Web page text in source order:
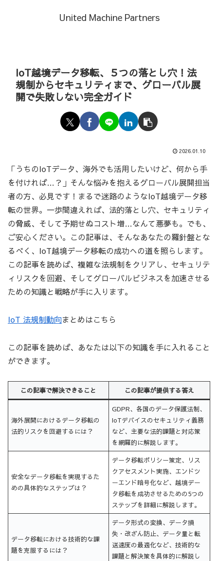
United Machine Partners
IoT越境データ移転、５つの落とし穴！法
規制からセキュリティまで、グローバル展
開で失敗しない完全ガイド
2026.01.10
「うちのIoTデータ、海外でも活用したいけど、何から手
を付ければ…？」そんな悩みを抱えるグローバル展開担当
者の方、必見です！まるで迷路のようなIoT越境データ移
転の世界。一歩間違えれば、法的落とし穴、セキュリティ
の脅威、そして予期せぬコスト増…なんて悪夢も。でも、
ご安心ください。この記事は、そんなあなたの羅針盤とな
るべく、IoT越境データ移転の成功への道を照らします。
この記事を読めば、複雑な法規制をクリアし、セキュリテ
ィリスクを回避、そしてグローバルビジネスを加速させる
ための知識と戦略が手に入ります。
IoT 法規制動向まとめはこちら
この記事を読めば、あなたは以下の知識を手に入れること
ができます。
この記事で解決できること この記事が提供する答え
海外展開におけるデータ移転の
法的リスクを回避するには？
GDPR、各国のデータ保護法制、
IoTデバイスのセキュリティ義務
など、主要な法的課題と対応策
を網羅的に解説します。
安全なデータ移転を実現するた
めの具体的なステップは？
データ移転ポリシー策定、リス
クアセスメント実施、エンドツ
ーエンド暗号化など、越境デー
タ移転を成功させるための5つの
ステップを詳細に解説します。
データ移転における技術的な課
題を克服するには？
データ形式の変換、データ損
失・改ざん防止、データ量と転
送速度の最適化など、技術的な
課題と解決策を具体的に解説し